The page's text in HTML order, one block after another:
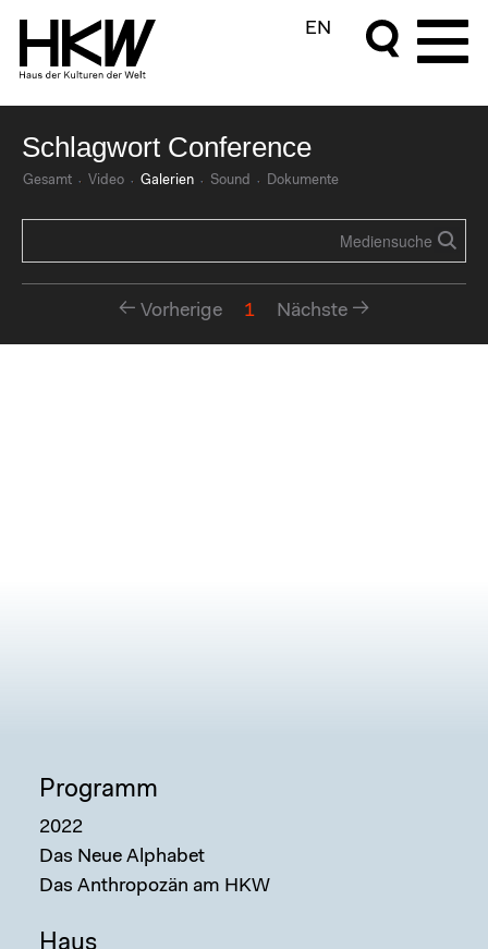
EN
Schlagwort Conference
Gesamt Video Galerien Sound Dokumente
Vorherige 1 Nächste
Programm
2022
Das Neue Alphabet
Das Anthropozän am HKW